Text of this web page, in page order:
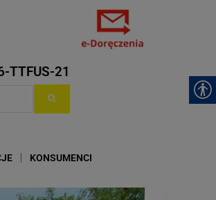
TTFUS-21
KONSUMENCI